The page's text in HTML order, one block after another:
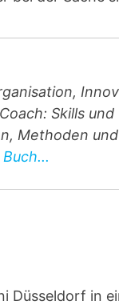
Skills
Methoden
Düsseldorf in